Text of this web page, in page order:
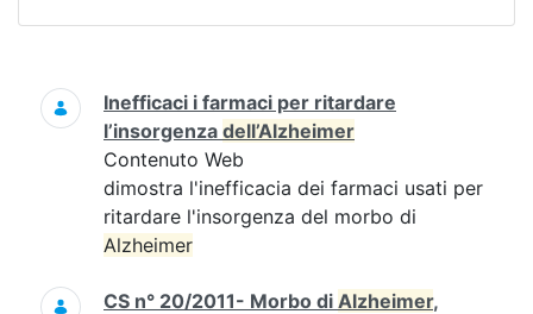
Ricerca
Inefficaci i farmaci per ritardare
l’insorgenza dell’Alzheimer
Contenuto Web
dimostra l'inefficacia dei farmaci usati per
ritardare l'insorgenza del morbo di
Alzheimer
CS n° 20/2011- Morbo di Alzheimer,